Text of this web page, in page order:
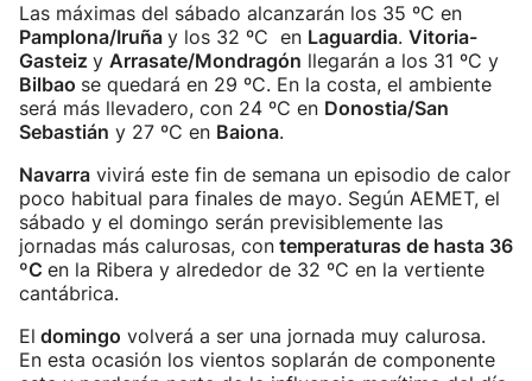
Las máximas del sábado alcanzarán los 35 ºC en
Pamplona/Iruña y los 32 ºC en Laguardia. Vitoria-
Gasteiz y Arrasate/Mondragón llegarán a los 31 ºC y
Bilbao se quedará en 29 ºC. En la costa, el ambiente
será más llevadero, con 24 ºC en Donostia/San
Sebastián y 27 ºC en Baiona.
Navarra vivirá este fin de semana un episodio de calor
poco habitual para finales de mayo. Según AEMET, el
sábado y el domingo serán previsiblemente las
jornadas más calurosas, con temperaturas de hasta 36
ºC en la Ribera y alrededor de 32 ºC en la vertiente
cantábrica.
El domingo volverá a ser una jornada muy calurosa.
En esta ocasión los vientos soplarán de componente